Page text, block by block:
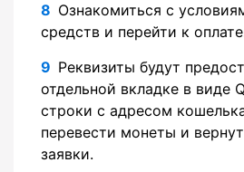
Ознакомиться с
средств и перейти к
Реквизиты будут
отдельной вкладке в виде
строки с адресом
перевести монеты и
заявки.